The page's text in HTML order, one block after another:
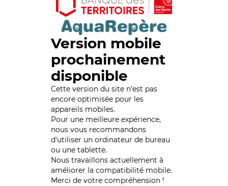
Version mobile
prochainement
disponible
Cette version du site n’est pas
encore optimisée pour les
appareils mobiles.
Pour une meilleure expérience,
nous vous recommandons
d'utiliser un ordinateur de bureau
ou une tablette.
Nous travaillons actuellement à
améliorer la compatibilité mobile.
Merci de votre compréhension !